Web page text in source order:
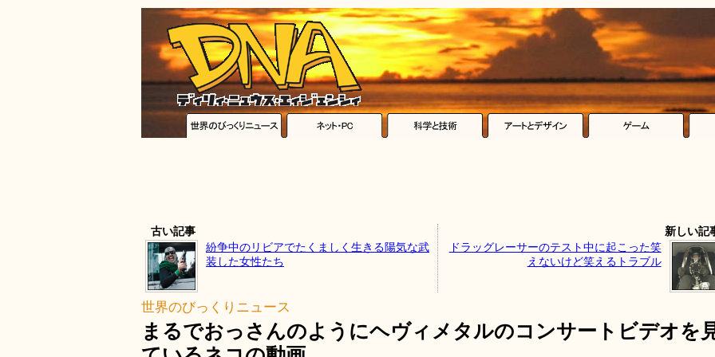
古い記事
紛争中のリビアでたくましく生きる陽気な武
装した女性たち
新しい記
ドラッグレーサーのテスト中に起こった笑
えないけど笑えるトラブル
世界のびっくりニュース
まるでおっさんのようにヘヴィメタルのコンサートビデオを